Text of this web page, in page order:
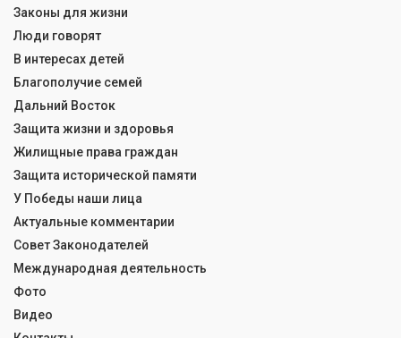
Законы для жизни
Люди говорят
В интересах детей
Благополучие семей
Дальний Восток
Защита жизни и здоровья
Жилищные права граждан
Защита исторической памяти
У Победы наши лица
Актуальные комментарии
Совет Законодателей
Международная деятельность
Фото
Видео